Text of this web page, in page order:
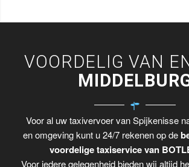
VOORDELIG VAN
Voor al uw taxivervoer van Spijkenisse
en omgeving kunt u 24/7 rekenen op de
voordelige taxiservice van
Voor iedere gelegenheid bieden wij altijd